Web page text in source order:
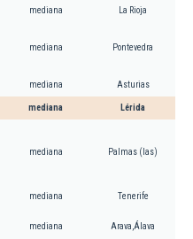
mediana La Rioja
mediana Pontevedra
mediana Asturias
mediana Lérida
mediana Palmas (las)
mediana Tenerife
mediana Arava,Álava